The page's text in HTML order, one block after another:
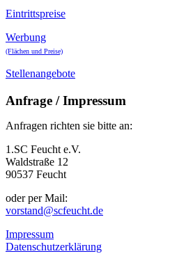
Eintrittspreise
Werbung
(Flächen und Preise)
Stellenangebote
Anfrage / Impressum
Anfragen richten sie bitte an:
1.SC Feucht e.V.
Waldstraße 12
90537 Feucht
oder per Mail:
vorstand@scfeucht.de
Impressum
Datenschutzerklärung